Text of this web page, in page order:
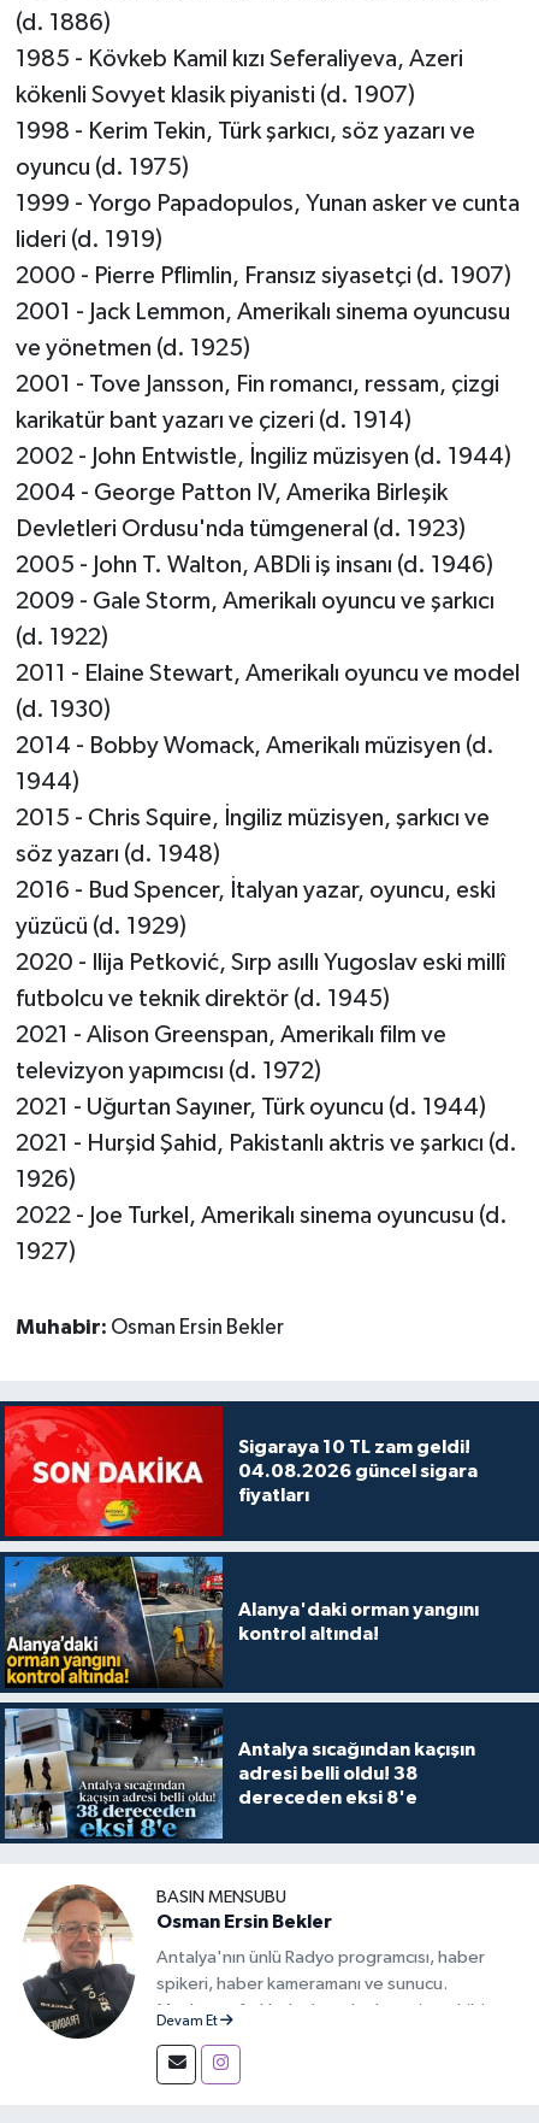
(d. 1886)
1985 - Kövkeb Kamil kızı Seferaliyeva, Azeri
kökenli Sovyet klasik piyanisti (d. 1907)
1998 - Kerim Tekin, Türk şarkıcı, söz yazarı ve
oyuncu (d. 1975)
1999 - Yorgo Papadopulos, Yunan asker ve cunta
lideri (d. 1919)
2000 - Pierre Pflimlin, Fransız siyasetçi (d. 1907)
2001 - Jack Lemmon, Amerikalı sinema oyuncusu
ve yönetmen (d. 1925)
2001 - Tove Jansson, Fin romancı, ressam, çizgi
karikatür bant yazarı ve çizeri (d. 1914)
2002 - John Entwistle, İngiliz müzisyen (d. 1944)
2004 - George Patton IV, Amerika Birleşik
Devletleri Ordusu'nda tümgeneral (d. 1923)
2005 - John T. Walton, ABDli iş insanı (d. 1946)
2009 - Gale Storm, Amerikalı oyuncu ve şarkıcı
(d. 1922)
2011 - Elaine Stewart, Amerikalı oyuncu ve model
(d. 1930)
2014 - Bobby Womack, Amerikalı müzisyen (d.
1944)
2015 - Chris Squire, İngiliz müzisyen, şarkıcı ve
söz yazarı (d. 1948)
2016 - Bud Spencer, İtalyan yazar, oyuncu, eski
yüzücü (d. 1929)
2020 - Ilija Petković, Sırp asıllı Yugoslav eski millî
futbolcu ve teknik direktör (d. 1945)
2021 - Alison Greenspan, Amerikalı film ve
televizyon yapımcısı (d. 1972)
2021 - Uğurtan Sayıner, Türk oyuncu (d. 1944)
2021 - Hurşid Şahid, Pakistanlı aktris ve şarkıcı (d.
1926)
2022 - Joe Turkel, Amerikalı sinema oyuncusu (d.
1927)
Muhabir: Osman Ersin Bekler
Sigaraya 10 TL zam geldi!
04.08.2026 güncel sigara
fiyatları
Alanya'daki orman yangını
kontrol altında!
Antalya sıcağından kaçışın
adresi belli oldu! 38
dereceden eksi 8'e
BASIN MENSUBU
Osman Ersin Bekler
Antalya'nın ünlü Radyo programcısı, haber
spikeri, haber kameramanı ve sunucu.
Medyanın farklı alanlarında deneyim sahibi,
yayıncı.
Devam Et